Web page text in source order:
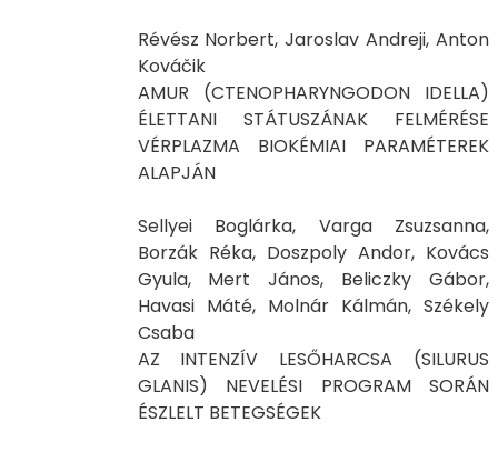
Révész Norbert, Jaroslav Andreji, Anton
Kováčik
AMUR (CTENOPHARYNGODON IDELLA)
ÉLETTANI STÁTUSZÁNAK FELMÉRÉSE
VÉRPLAZMA BIOKÉMIAI PARAMÉTEREK
ALAPJÁN
Sellyei Boglárka, Varga Zsuzsanna,
Borzák Réka, Doszpoly Andor, Kovács
Gyula, Mert János, Beliczky Gábor,
Havasi Máté, Molnár Kálmán, Székely
Csaba
AZ INTENZÍV LESŐHARCSA (SILURUS
GLANIS) NEVELÉSI PROGRAM SORÁN
ÉSZLELT BETEGSÉGEK